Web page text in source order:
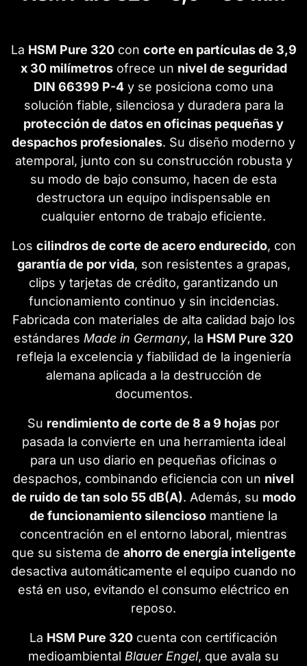
La HSM Pure 320con corte en partículas de 3,9
x 30 milímetrosofrece un nivel de seguridad
DIN 66399 P-4 y se posiciona como una
solución fiable, silenciosa y duradera para la
protección de datos en oficinas pequeñas y
despachos profesionales. Su diseño moderno y
atemporal, junto con su construcción robusta y
su modo de bajo consumo, hacen de esta
destructora un equipo indispensable en
cualquier entorno de trabajo eficiente.
Los cilindros de corte de acero endurecido, con
garantía de por vida, son resistentes a grapas,
clips y tarjetas de crédito, garantizando un
funcionamiento continuo y sin incidencias.
Fabricada con materiales de alta calidad bajo los
estándares Made in Germany, la HSM Pure 320
refleja la excelencia y fiabilidad de la ingeniería
alemana aplicada a la destrucción de
documentos.
Su rendimiento de corte de 8 a 9 hojas por
pasada la convierte en una herramienta ideal
para un uso diario en pequeñas oficinas o
despachos, combinando eficiencia con un nivel
de ruido de tan solo 55 dB(A). Además, su modo
de funcionamiento silencioso mantiene la
concentración en el entorno laboral, mientras
que su sistema de ahorro de energía inteligente
desactiva automáticamente el equipo cuando no
está en uso, evitando el consumo eléctrico en
reposo.
La HSM Pure 320 cuenta con certificación
medioambiental Blauer Engel, que avala su